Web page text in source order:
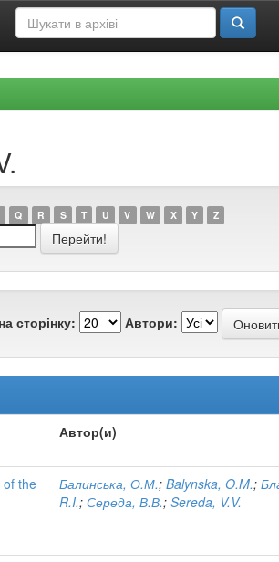
Q R S T U V W X Y Z
сторінку: Автори:
Автор(и)
of the
Балинська, О.М.; Balynska, O.M.;
R.I.; Середа, В.В.; Sereda, V.V.